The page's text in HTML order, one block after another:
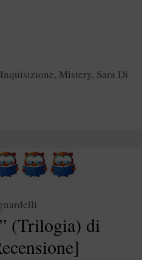
Inquisizione, Mistery, Sara Di
(Trilogia) di